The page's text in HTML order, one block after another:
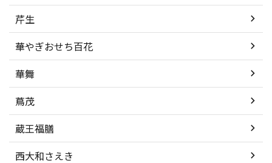
芹生
華やぎおせち百花
華舞
蔦茂
蔵王福膳
西大和さえき